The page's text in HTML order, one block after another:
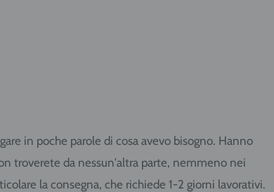
in poche parole di cosa avevo bisogno. Hanno
troverete da nessun'altra parte, nemmeno nei
la consegna, che richiede 1-2 giorni lavorativi.